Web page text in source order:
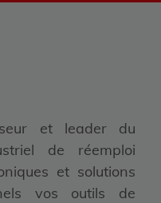
et leader du
de réemploi
et solutions
vos outils de